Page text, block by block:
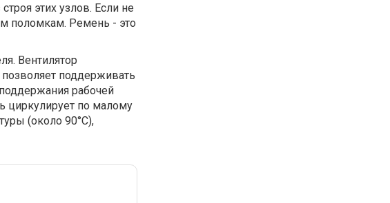
этих узлов. Если не
поломкам. Ремень - это
Вентилятор
поддерживать
рабочей
циркулирует по малому
(около 90°C),